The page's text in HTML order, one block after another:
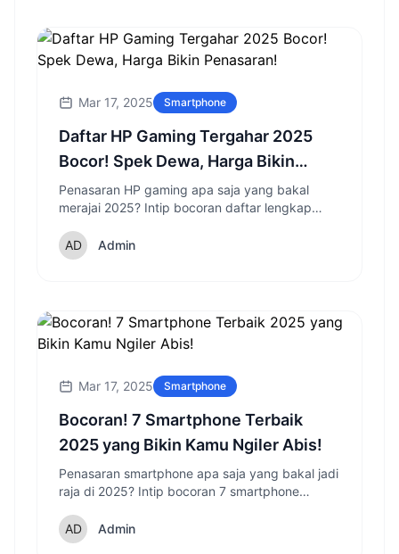
Mar 17, 2025 Smartphone
Daftar HP Gaming Tergahar 2025
Bocor! Spek Dewa, Harga Bikin
Penasaran!
Penasaran HP gaming apa saja yang bakal
merajai 2025? Intip bocoran daftar lengkap
siap memanjakan gamer!
Admin
Mar 17, 2025 Smartphone
Bocoran! 7 Smartphone Terbaik
2025 yang Bikin Kamu Ngiler Abis!
Penasaran smartphone apa saja yang bakal jadi
raja di 2025? Intip bocoran 7 smartphone
paling memukau!
Admin